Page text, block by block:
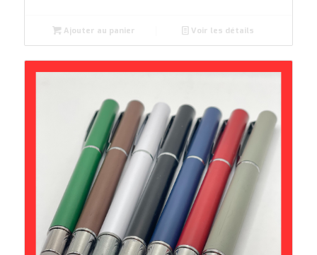
Ajouter au panier Voir les détails